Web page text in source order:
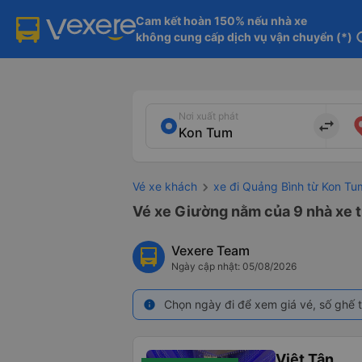
Cam kết hoàn 150% nếu nhà xe
không cung cấp dịch vụ vận chuyển (*)
Nơi xuất phát
import_export
Vé xe khách xe đi Quảng Bình từ Kon
Vé xe Giường nằm của 9 nhà xe
Vexere Team
Ngày cập nhật: 05/08/2026
info Chọn ngày đi để xem giá vé, số